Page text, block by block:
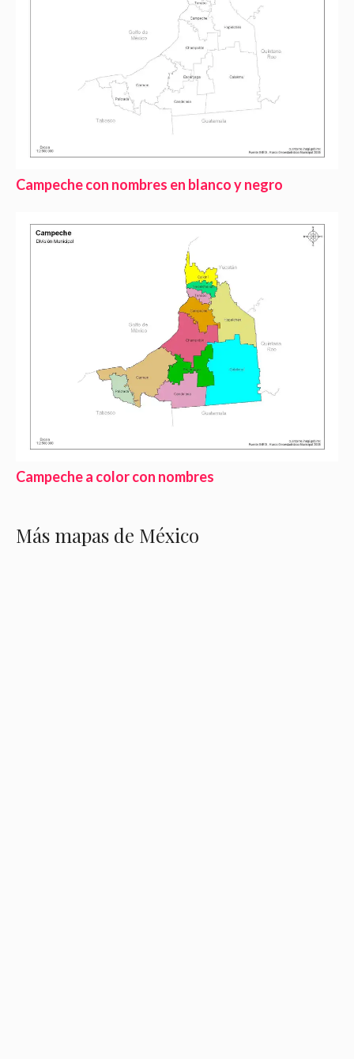
Campeche con nombres en blanco y negro
Campeche a color con nombres
Más mapas de México